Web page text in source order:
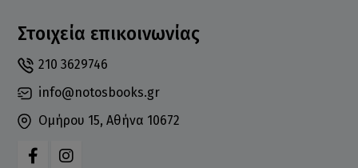
Στοιχεία επικοινωνίας
210 3629746
info@notosbooks.gr
Ομήρου 15, Αθήνα 10672